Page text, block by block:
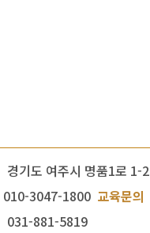
경기도 여주시 명품1로 1-2
010-3047-1800 교육문의
031-881-5819